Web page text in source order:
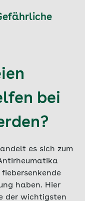
bei
es sich zum
fiebersenkende
haben. Hier
der wichtigsten